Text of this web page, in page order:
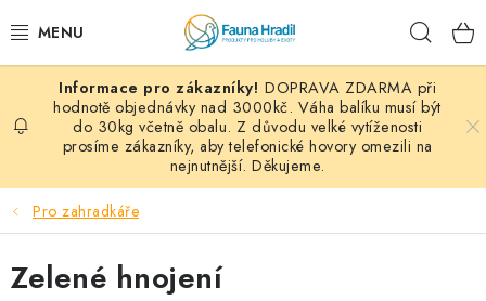
na
PAPOUŠCI A EXOTI
ZRNINY A OBILOVINY
MDM KRMIVA
BLOG
DOPRAVA ZDARMA při
hodnotě objednávky nad 3000kč. Váha balíku musí být
do 30kg včetně obalu. Z důvodu velké vytíženosti
prosíme zákazníky, aby telefonické hovory omezili na
nejnutnější. Děkujeme.
Pro zahradkáře
Zelené hnojení